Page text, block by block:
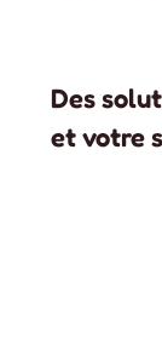
Des
et votre